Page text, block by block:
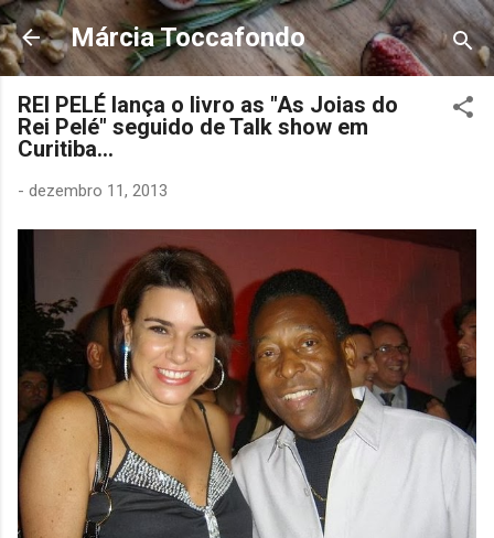
Pular para o conteúdo principal
Márcia Toccafondo
REI PELÉ lança o livro as "As Joias do
Rei Pelé" seguido de Talk show em
Curitiba...
- dezembro 11, 2013